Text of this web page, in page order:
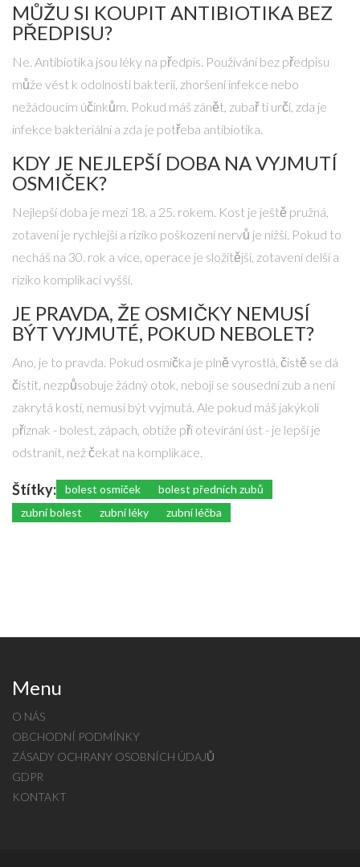
MŮŽU SI KOUPIT ANTIBIOTIKA BEZ
PŘEDPISU?
Ne. Antibiotika jsou léky na předpis. Používání bez předpisu
může vést k odolnosti bakterií, zhoršení infekce nebo
nežádoucím účinkům. Pokud máš zánět, zubař ti určí, zda je
infekce bakteriální a zda je potřeba antibiotika.
KDY JE NEJLEPŠÍ DOBA NA VYJMUTÍ
OSMIČEK?
Nejlepší doba je mezi 18. a 25. rokem. Kost je ještě pružná,
zotavení je rychlejší a riziko poškození nervů je nižší. Pokud to
necháš na 30. rok a více, operace je složitější, zotavení delší a
riziko komplikací vyšší.
JE PRAVDA, ŽE OSMIČKY NEMUSÍ
BÝT VYJMUTÉ, POKUD NEBOLET?
Ano, je to pravda. Pokud osmička je plně vyrostlá, čistě se dá
čistit, nezpůsobuje žádný otok, nebojí se sousední zub a není
zakrytá kostí, nemusí být vyjmutá. Ale pokud máš jakýkoli
příznak - bolest, zápach, obtíže při otevírání úst - je lepší je
odstranit, než čekat na komplikace.
Štítky: bolest osmiček
bolest předních zubů
zubní bolest
zubní léky zubní léčba
Menu
O NÁS
OBCHODNÍ PODMÍNKY
ZÁSADY OCHRANY OSOBNÍCH ÚDAJŮ
GDPR
KONTAKT